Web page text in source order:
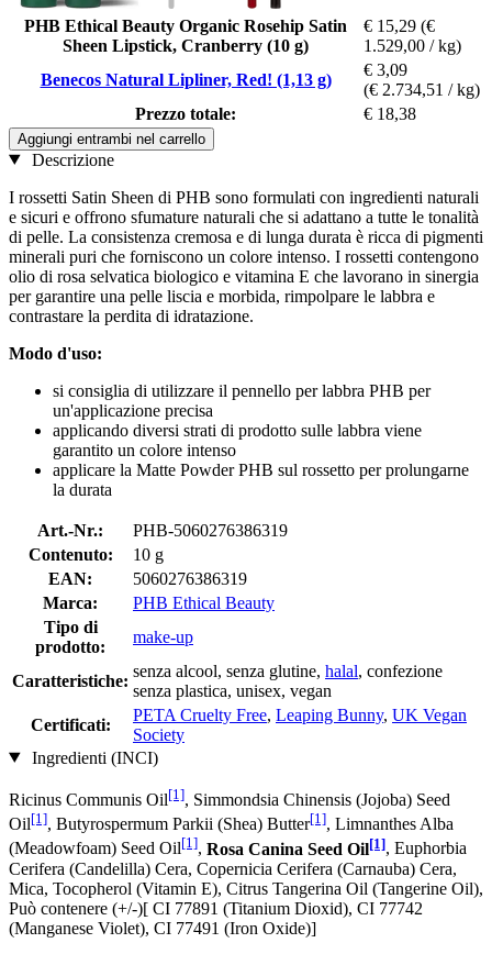
PHB Ethical Beauty Organic Rosehip Satin
Sheen Lipstick, Cranberry (10 g)
€ 15,29 (€
1.529,00 / kg)
Benecos Natural Lipliner, Red! (1,13 g)
€ 3,09
(€ 2.734,51 / kg)
Prezzo totale:
€ 18,38
Aggiungi entrambi nel carrello
Descrizione
I rossetti Satin Sheen di PHB sono formulati con ingredienti naturali
e sicuri e offrono sfumature naturali che si adattano a tutte le tonalità
di pelle. La consistenza cremosa e di lunga durata è ricca di pigmenti
minerali puri che forniscono un colore intenso. I rossetti contengono
olio di rosa selvatica biologico e vitamina E che lavorano in sinergia
per garantire una pelle liscia e morbida, rimpolpare le labbra e
contrastare la perdita di idratazione.
Modo d'uso:
si consiglia di utilizzare il pennello per labbra PHB per
un'applicazione precisa
applicando diversi strati di prodotto sulle labbra viene
garantito un colore intenso
applicare la Matte Powder PHB sul rossetto per prolungarne
la durata
Art.-Nr.:
PHB-5060276386319
Contenuto:
10 g
EAN:
5060276386319
Marca:
PHB Ethical Beauty
Tipo di
prodotto:
make-up
Caratteristiche:
senza alcool, senza glutine, halal, confezione
senza plastica, unisex, vegan
Certificati:
PETA Cruelty Free, Leaping Bunny, UK Vegan
Society
Ingredienti (INCI)
Ricinus Communis Oil[1], Simmondsia Chinensis (Jojoba) Seed
Oil[1], Butyrospermum Parkii (Shea) Butter[1], Limnanthes Alba
(Meadowfoam) Seed Oil[1], Rosa Canina Seed Oil[1], Euphorbia
Cerifera (Candelilla) Cera, Copernicia Cerifera (Carnauba) Cera,
Mica, Tocopherol (Vitamin E), Citrus Tangerina Oil (Tangerine Oil),
Può contenere (+/-)[ CI 77891 (Titanium Dioxid), CI 77742
(Manganese Violet), CI 77491 (Iron Oxide)]